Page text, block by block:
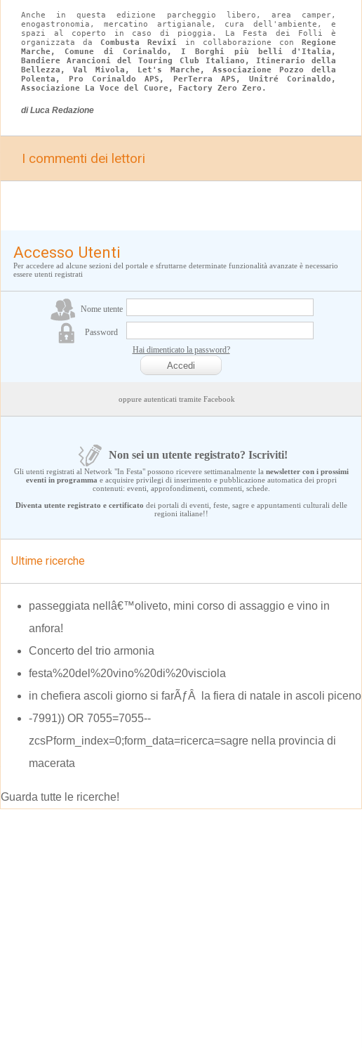
Anche in questa edizione parcheggio libero, area camper,
enogastronomia, mercatino artigianale, cura dell'ambiente, e
spazi al coperto in caso di pioggia. La Festa dei Folli è
organizzata da Combusta Revixi in collaborazione con Regione
Marche, Comune di Corinaldo, I Borghi più belli d'Italia,
Bandiere Arancioni del Touring Club Italiano, Itinerario della
Bellezza, Val Mivola, Let's Marche, Associazione Pozzo della
Polenta, Pro Corinaldo APS, PerTerra APS, Unitré Corinaldo,
Associazione La Voce del Cuore, Factory Zero Zero.
di Luca Redazione
I commenti dei lettori
Accesso Utenti
Per accedere ad alcune sezioni del portale e sfruttarne determinate funzionalità avanzate è necessario
essere utenti registrati
Nome utente
Password
Hai dimenticato la password?
oppure autenticati tramite Facebook
Non sei un utente registrato? Iscriviti!
Gli utenti registrati al Network "In Festa" possono ricevere settimanalmente la newsletter con i prossimi
eventi in programma e acquisire privilegi di inserimento e pubblicazione automatica dei propri
contenuti: eventi, approfondimenti, commenti, schede.
Diventa utente registrato e certificato dei portali di eventi, feste, sagre e appuntamenti culturali delle
regioni italiane!!
Ultime ricerche
passeggiata nellâ€™oliveto, mini corso di assaggio e vino in
anfora!
Concerto del trio armonia
festa%20del%20vino%20di%20visciola
in chefiera ascoli giorno si farÃƒÂ la fiera di natale in ascoli piceno
-7991)) OR 7055=7055--
zcsPform_index=0;form_data=ricerca=sagre nella provincia di
macerata
Guarda tutte le ricerche!